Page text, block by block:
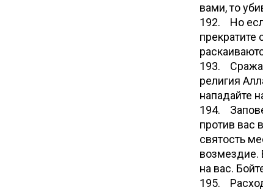
вами, то
192. Но
193.
религия
нападайте
194.
против вас
святость
возмездие.
на вас.
195.